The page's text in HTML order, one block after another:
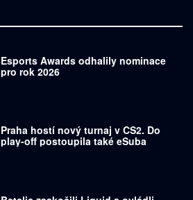
Esports Awards odhalily nominace
pro rok 2026
Praha hostí nový turnaj v CS2. Do
play-off postoupila také eSuba